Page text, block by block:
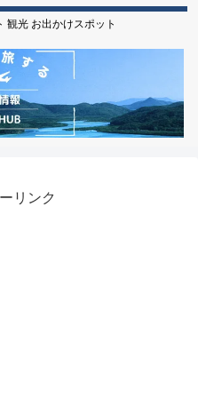
観光 お出かけスポット
リンク